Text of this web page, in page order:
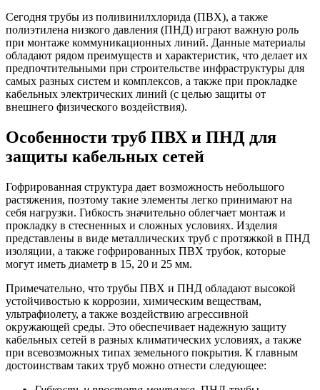
Сегодня трубы из поливинилхлорида (ПВХ), а также
полиэтилена низкого давления (ПНД) играют важную роль
при монтаже коммуникационных линий. Данные материалы
обладают рядом преимуществ и характеристик, что делает их
предпочтительными при строительстве инфраструктуры для
самых разных систем и комплексов, а также при прокладке
кабельных электрических линий (с целью защиты от
внешнего физического воздействия).
Особенности труб ПВХ и ПНД для
защиты кабельных сетей
Гофрированная структура дает возможность небольшого
растяжения, поэтому такие элементы легко принимают на
себя нагрузки. Гибкость значительно облегчает монтаж и
прокладку в стесненных и сложных условиях. Изделия
представлены в виде металлических труб с протяжкой в ПНД
изоляции, а также гофрированных ПВХ трубок, которые
могут иметь диаметр в 15, 20 и 25 мм.
Примечательно, что трубы ПВХ и ПНД обладают высокой
устойчивостью к коррозии, химическим веществам,
ультрафиолету, а также воздействию агрессивной
окружающей среды. Это обеспечивает надежную защиту
кабельных сетей в разных климатических условиях, а также
при всевозможных типах земельного покрытия. К главным
достоинствам таких труб можно отнести следующее: